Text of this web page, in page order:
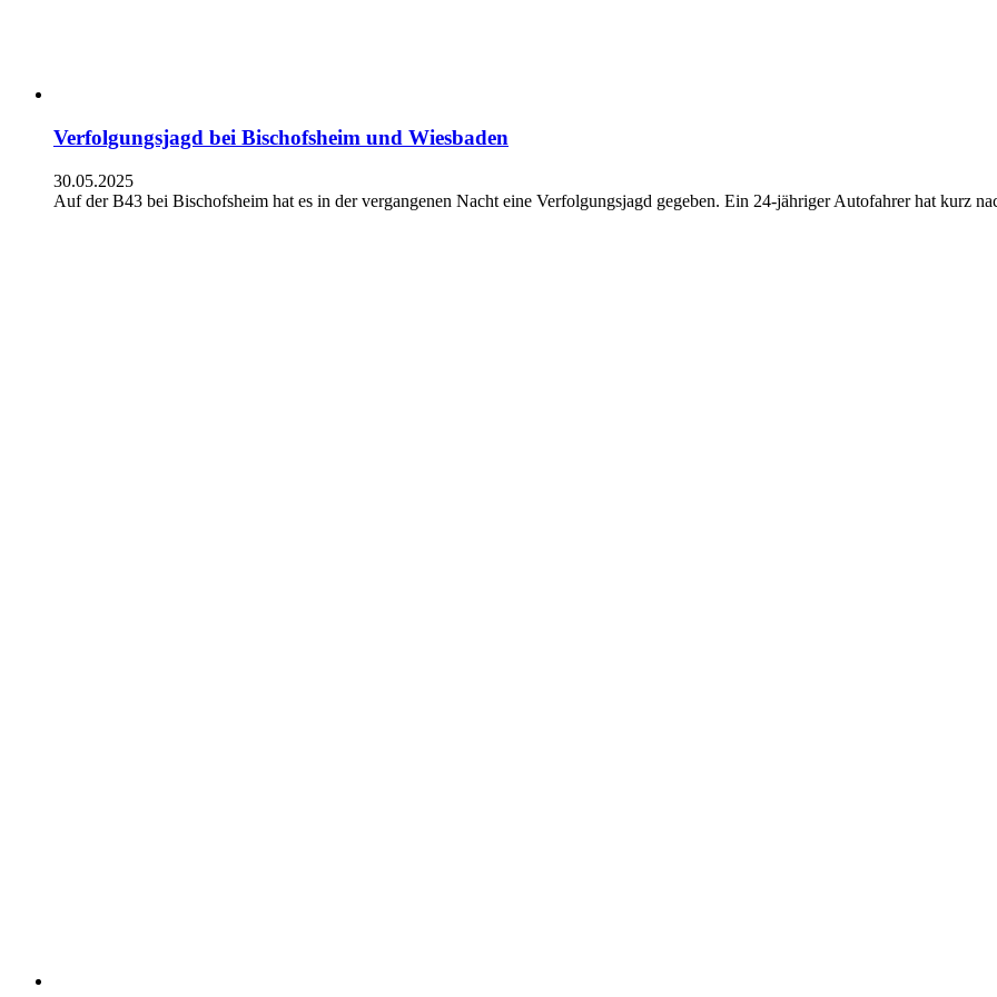
Verfolgungsjagd bei Bischofsheim und Wiesbaden
30.05.2025
Auf der B43 bei Bischofsheim hat es in der vergangenen Nacht eine Verfolgungsjagd gegeben. Ein 24-jähriger Autofahrer hat kurz